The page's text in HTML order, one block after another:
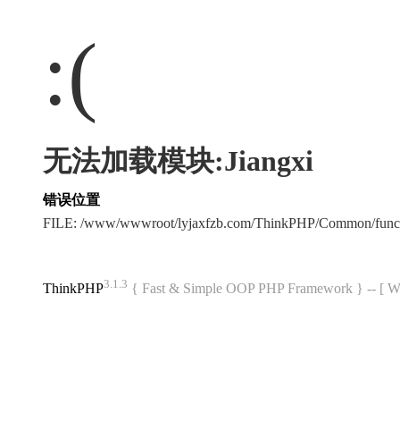
:(
无法加载模块:Jiangxi
错误位置
FILE: /www/wwwroot/lyjaxfzb.com/ThinkPHP/Common/
ThinkPHP3.1.3 { Fast & Simple OOP PHP Framework } -- [